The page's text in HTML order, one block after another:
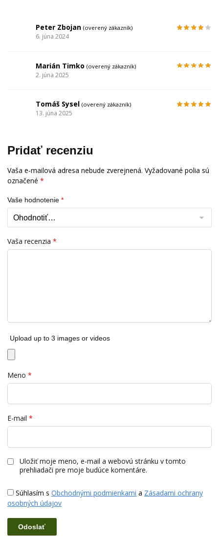
Peter Zbojan (overený zákazník)
6. júna 2024
Marián Timko (overený zákazník)
2. júna 2025
Tomáš Sysel (overený zákazník)
13. júna 2025
Pridať recenziu
Vaša e-mailová adresa nebude zverejnená. Vyžadované polia sú
označené *
Vaše hodnotenie *
Vaša recenzia *
Upload up to 3 images or videos
Meno *
E-mail *
Uložiť moje meno, e-mail a webovú stránku v tomto
prehliadači pre moje budúce komentáre.
Súhlasím s Obchodnými podmienkami a Zásadami ochrany
osobných údajov